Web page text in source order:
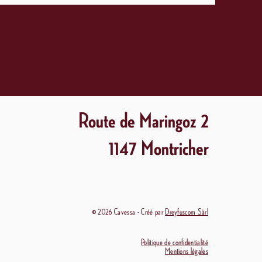
Route de Maringoz 2
1147 Montricher
© 2026 Cavessa - Créé par Dreyfuscom Sàrl
Politique de confidentialité
Mentions légales